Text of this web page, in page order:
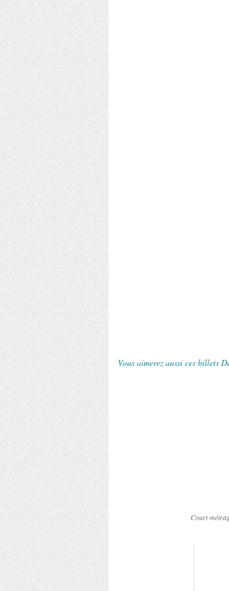
Vous aimerez aussi ces billets
Court